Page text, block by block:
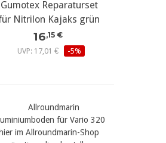
mehr Details...
Gumotex Reparaturset
Nitrilon Kajaks grün
16,15 €
UVP: 17,01 €
-5%